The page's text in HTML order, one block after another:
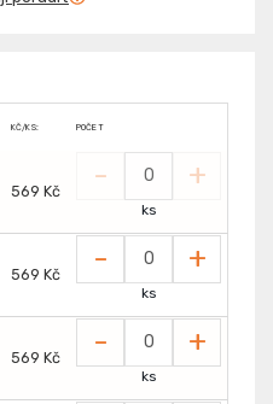
KČ/KS: POČET
569 Kč - +
ks
569 Kč - +
ks
569 Kč - +
ks